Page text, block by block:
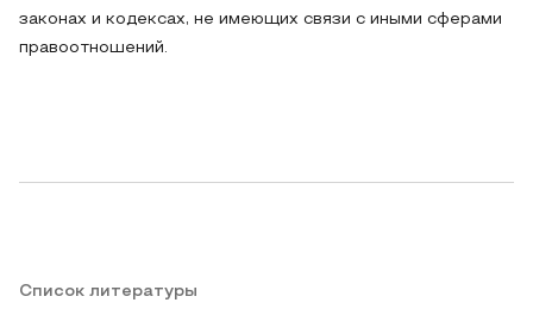
законах и кодексах, не имеющих связи с иными сферами
правоотношений.
Список литературы